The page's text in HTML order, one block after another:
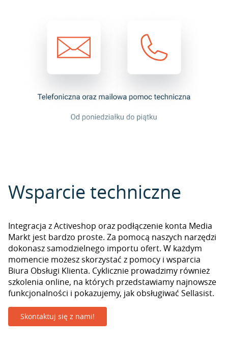
Wsparcie techniczne
Integracja z Activeshop oraz podłączenie konta Media
Markt jest bardzo proste. Za pomocą naszych narzędzi
dokonasz samodzielnego importu ofert. W każdym
momencie możesz skorzystać z pomocy i wsparcia
Biura Obsługi Klienta. Cyklicznie prowadzimy również
szkolenia online, na których przedstawiamy najnowsze
funkcjonalności i pokazujemy, jak obsługiwać Sellasist.
Skontaktuj się z nami!